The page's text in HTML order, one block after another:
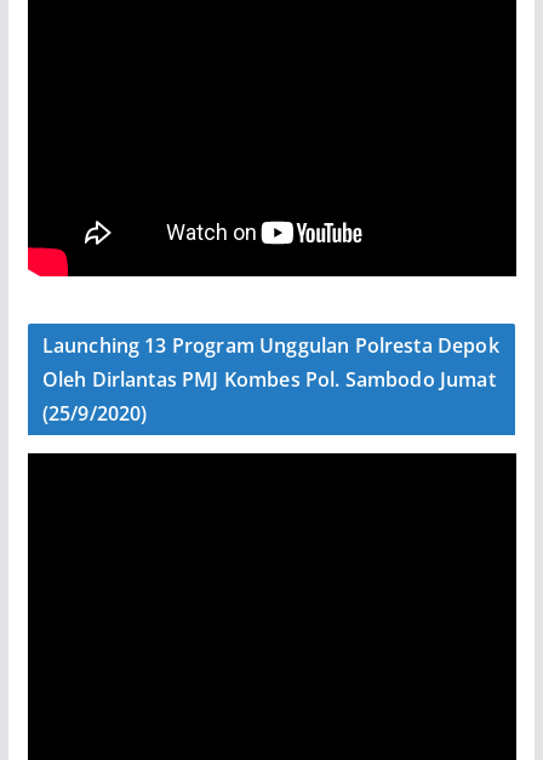
Launching 13 Program Unggulan Polresta Depok
Oleh Dirlantas PMJ Kombes Pol. Sambodo Jumat
(25/9/2020)